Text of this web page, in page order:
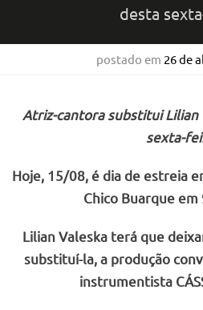
desta
postado em 26 de
Atriz-cantora substitui Lilian
sexta-
Hoje, 15/08, é dia de estreia
Chico Buarque
Lilian Valeska terá que
substituí-la, a produção
instrumentista